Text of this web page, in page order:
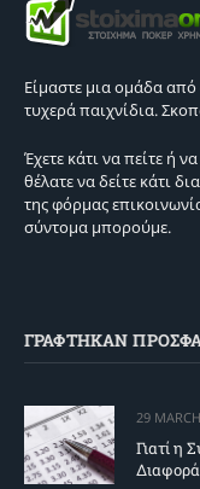
Είμαστε μια ομάδα
τυχερά παιχνίδια.
Έχετε κάτι να πείτε ή
θέλατε να δείτε κάτι
της φόρμας
σύντομα μπορούμε.
ΓΡΑΦΤΗΚΑΝ
29
Γιατί η
Διαφορά